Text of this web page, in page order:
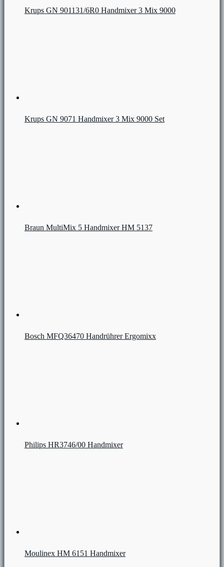
Krups GN 901131/6R0 Handmixer 3 Mix 9000
Krups GN 9071 Handmixer 3 Mix 9000 Set
Braun MultiMix 5 Handmixer HM 5137
Bosch MFQ36470 Handrührer Ergomixx
Philips HR3746/00 Handmixer
Moulinex HM 6151 Handmixer